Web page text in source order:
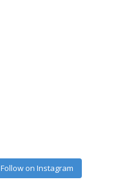
Follow on Instagram